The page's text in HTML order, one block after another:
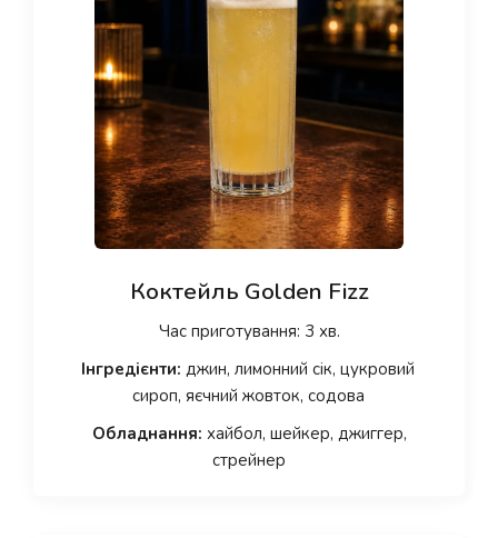
Коктейль Golden Fizz
Час приготування: 3 хв.
Інгредієнти: джин, лимонний сік, цукровий
сироп, яєчний жовток, содова
Обладнання: хайбол, шейкер, джиггер,
стрейнер